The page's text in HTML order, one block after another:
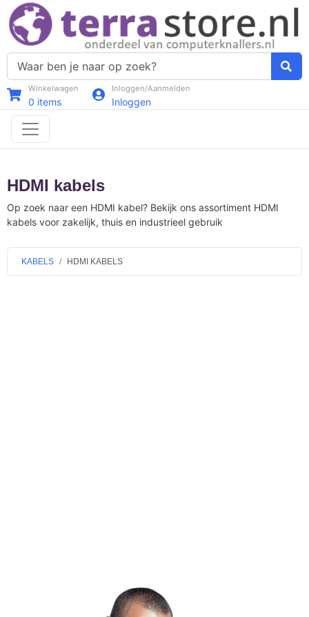
Winkelwagen
0 items
Inloggen/Aanmelden
Inloggen
HDMI kabels
Op zoek naar een HDMI kabel? Bekijk ons assortiment HDMI
kabels voor zakelijk, thuis en industrieel gebruik
KABELS HDMI KABELS